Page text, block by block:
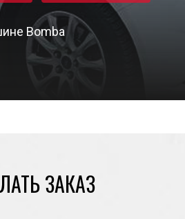
Bomba
30/05/2022
ЗАКАЗ